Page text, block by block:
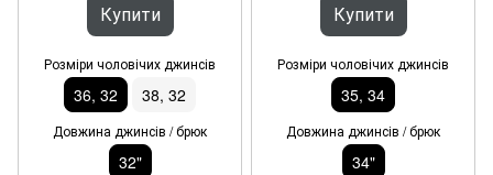
Купити
Розміри чоловічих джинсів
36, 32 38, 32
Довжина джинсів / брюк
32"
Купити
Розміри чоловічих джинсів
35, 34
Довжина джинсів / брюк
34"